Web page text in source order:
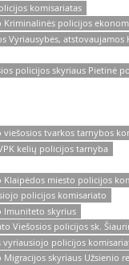
komisariatas
policijos
Vyriausybės,
policijos skyriaus Pietinė
tvarkos tarnybos
kelių policijos tarnyba
miesto policijos
policijos komisariato
Imuniteto skyrius
Viešosios policijos sk.
policijos
skyriaus Užsienio